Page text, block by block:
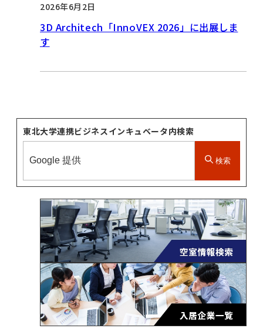
2026年6月2日
3D Architech「InnoVEX 2026」に出展しま
す
東北大学連携ビジネスインキュベータ内検索
検索